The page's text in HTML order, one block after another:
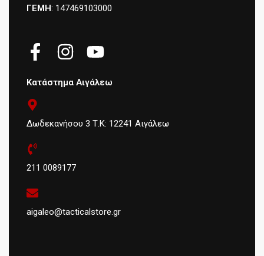
ΓΕΜΗ: 147469103000
Κατάστημα Αιγάλεω
Δωδεκανήσου 3 Τ.Κ: 12241 Αιγάλεω
211 0089177
aigaleo@tacticalstore.gr